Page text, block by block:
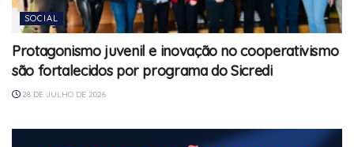
SOCIAL
Protagonismo juvenil e inovação no cooperativismo
são fortalecidos por programa do Sicredi
28 DE JULHO DE 2026